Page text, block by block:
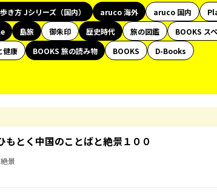
き方 Jシリーズ（国内） aruco 海外 aruco 国内
島旅 御朱印 歴史時代 旅の図鑑
BOOKS ス
健康 BOOKS 旅の読み物 BOOKS
D-Books
もとく中国のことばと絶景１００
景